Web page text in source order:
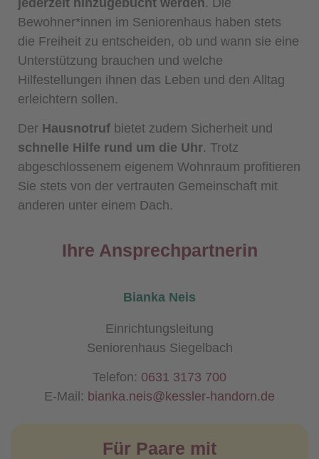
jederzeit hinzugebucht werden. Die
Bewohner*innen im Seniorenhaus haben stets
die Freiheit zu entscheiden, ob und wann sie eine
Unterstützung brauchen und welche
Hilfestellungen ihnen das Leben und den Alltag
erleichtern sollen.
Der Hausnotruf bietet zudem Sicherheit und
schnelle Hilfe rund um die Uhr. Trotz
abgeschlossenem eigenem Wohnraum profitieren
Sie stets von der vertrauten Gemeinschaft mit
anderen unter einem Dach.
Ihre Ansprechpartnerin
Bianka Neis
Einrichtungsleitung
Seniorenhaus Siegelbach
Telefon: 0631 3173 700
E-Mail: bianka.neis@kessler-handorn.de
Für Paare mit